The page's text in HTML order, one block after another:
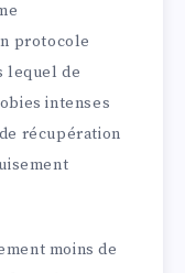
protocole
lequel de
intenses
récupération
moins de